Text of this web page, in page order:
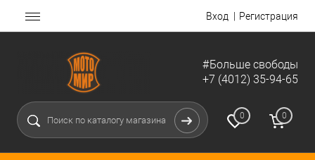
Вход Регистрация
#Больше свободы
+7 (4012) 35-94-65
0 0